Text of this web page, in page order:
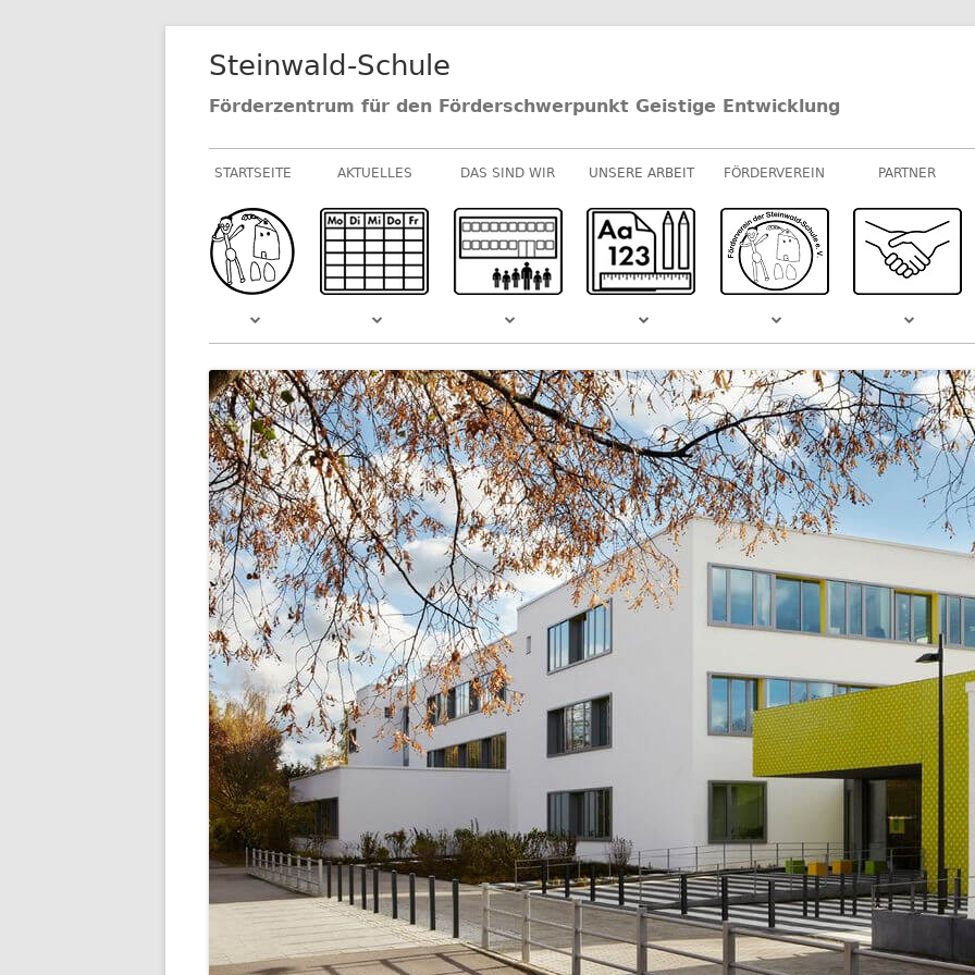
Steinwald-Schule
Förderzentrum für den Förderschwerpunkt Geistige Entwicklung
Primäres
Menü
STARTSEITE AKTUELLES
NEUIGKEITEN AUS DEM
SCHULLEBEN
TERMINE IM SCHULJAHR
DAS SIND WIR
SCHULVIDEO
SCHULLEITUNG
SEKRETARIAT
KOLLEGIUM
UNSERE ARBEIT
M-STUFEN
MUSIK
SPORT
SCHULGARTEN
WEITERE
ARBEITSGEMEINSCHAFTEN
UNTERSTÜTZTE KOMMUNIKATION
FÖRDERVEREIN PARTNER
SPONSOREN